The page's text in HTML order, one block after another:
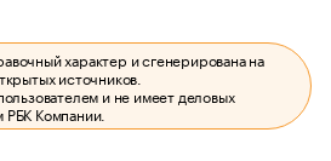
характер и сгенерирована на
источников.
и не имеет деловых
Компании.